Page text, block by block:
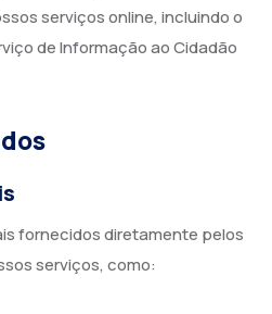
serviços online, incluindo o
de Informação ao Cidadão
fornecidos diretamente pelos
serviços, como: